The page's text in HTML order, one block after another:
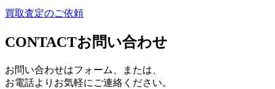
買取査定のご依頼
CONTACTお問い合わせ
お問い合わせはフォーム、または、
お電話よりお気軽にご連絡ください。